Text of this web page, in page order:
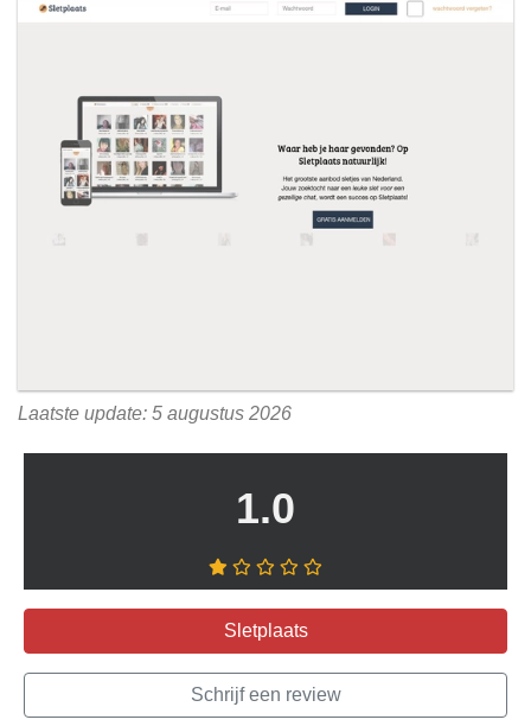
Laatste update: 5 augustus 2026
1.0
Sletplaats
Schrijf een review